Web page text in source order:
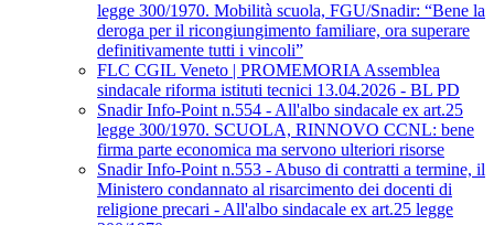
legge 300/1970. Mobilità scuola, FGU/Snadir: “Bene la
deroga per il ricongiungimento familiare, ora superare
definitivamente tutti i vincoli”
FLC CGIL Veneto | PROMEMORIA Assemblea
sindacale riforma istituti tecnici 13.04.2026 - BL PD
Snadir Info-Point n.554 - All'albo sindacale ex art.25
legge 300/1970. SCUOLA, RINNOVO CCNL: bene
firma parte economica ma servono ulteriori risorse
Snadir Info-Point n.553 - Abuso di contratti a termine, il
Ministero condannato al risarcimento dei docenti di
religione precari - All'albo sindacale ex art.25 legge